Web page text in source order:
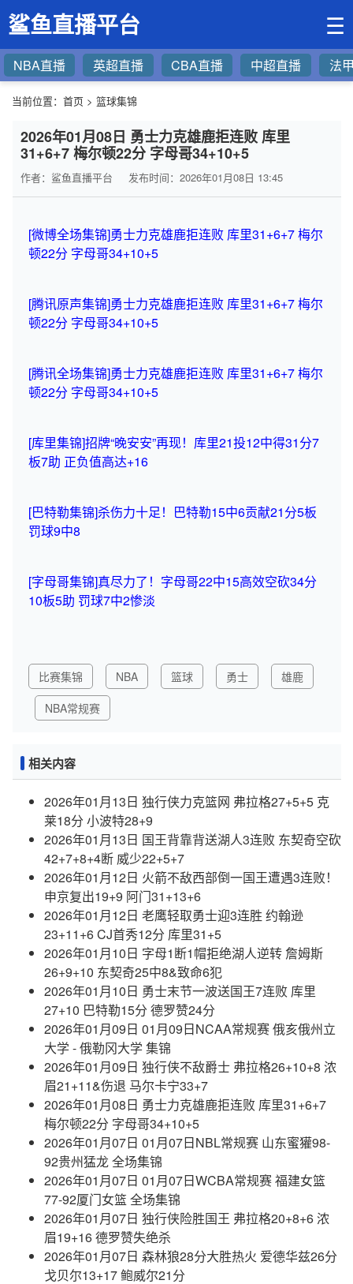
鲨鱼直播平台 ☰
NBA直播 英超直播 CBA直播 中超直播 法
当前位置： 首页 > 篮球集锦
2026年01月08日 勇士力克雄鹿拒连败 库里
31+6+7 梅尔顿22分 字母哥34+10+5
作者：鲨鱼直播平台 发布时间：2026年01月08日 13:45
[微博全场集锦]勇士力克雄鹿拒连败 库里31+6+7 梅尔
顿22分 字母哥34+10+5
[腾讯原声集锦]勇士力克雄鹿拒连败 库里31+6+7 梅尔
顿22分 字母哥34+10+5
[腾讯全场集锦]勇士力克雄鹿拒连败 库里31+6+7 梅尔
顿22分 字母哥34+10+5
[库里集锦]招牌“晚安安”再现！库里21投12中得31分7
板7助 正负值高达+16
[巴特勒集锦]杀伤力十足！巴特勒15中6贡献21分5板
罚球9中8
[字母哥集锦]真尽力了！字母哥22中15高效空砍34分
10板5助 罚球7中2惨淡
比赛集锦 NBA 篮球 勇士
雄鹿
NBA常规赛
相关内容
2026年01月13日 独行侠力克篮网 弗拉格27+5+5 克
莱18分 小波特28+9
2026年01月13日 国王背靠背送湖人3连败 东契奇空砍
42+7+8+4断 威少22+5+7
2026年01月12日 火箭不敌西部倒一国王遭遇3连败！
申京复出19+9 阿门31+13+6
2026年01月12日 老鹰轻取勇士迎3连胜 约翰逊
23+11+6 CJ首秀12分 库里31+5
2026年01月10日 字母1断1帽拒绝湖人逆转 詹姆斯
26+9+10 东契奇25中8&致命6犯
2026年01月10日 勇士末节一波送国王7连败 库里
27+10 巴特勒15分 德罗赞24分
2026年01月09日 01月09日NCAA常规赛 俄亥俄州立
大学 - 俄勒冈大学 集锦
2026年01月09日 独行侠不敌爵士 弗拉格26+10+8 浓
眉21+11&伤退 马尔卡宁33+7
2026年01月08日 勇士力克雄鹿拒连败 库里31+6+7
梅尔顿22分 字母哥34+10+5
2026年01月07日 01月07日NBL常规赛 山东蜜獾98-
92贵州猛龙 全场集锦
2026年01月07日 01月07日WCBA常规赛 福建女篮
77-92厦门女篮 全场集锦
2026年01月07日 独行侠险胜国王 弗拉格20+8+6 浓
眉19+16 德罗赞失绝杀
2026年01月07日 森林狼28分大胜热火 爱德华兹26分
戈贝尔13+17 鲍威尔21分